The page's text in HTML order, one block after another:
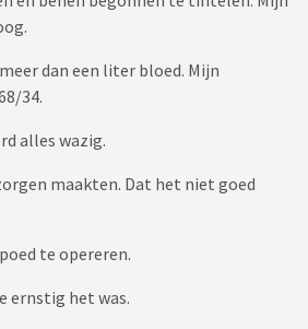
dan een liter bloed. Mijn
34.
alles wazig.
maakten. Dat het niet goed
te opereren.
ernstig het was.